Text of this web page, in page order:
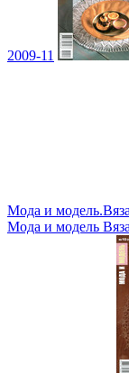
2009-11
Мода и
Мода и модель